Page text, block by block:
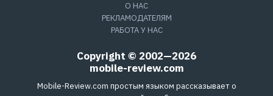
О НАС
РЕКЛАМОДАТЕЛЯМ
РАБОТА У НАС
Copyright © 2002—2026
mobile-review.com
Mobile-Review.com простым языком рассказывает о